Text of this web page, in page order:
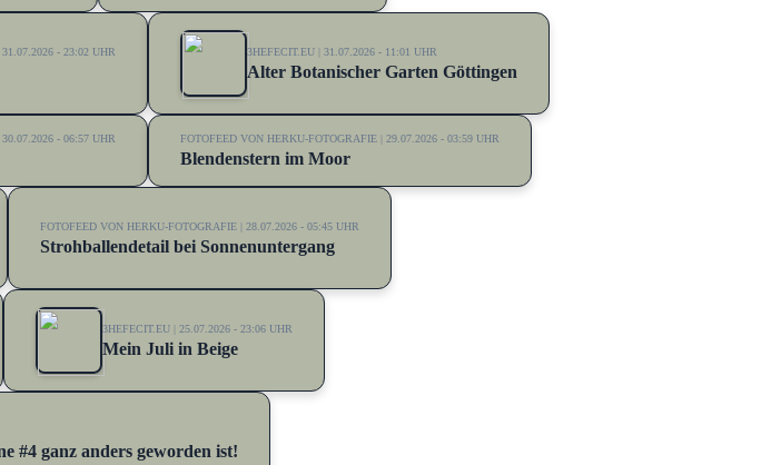
- 23:02 UHR 3HEFECIT.EU | 31.07.2026 - 11:01 UHR
Alter Botanischer Garten Göttingen
- 06:57 UHR FOTOFEED VON HERKU-FOTOGRAFIE | 29.07.2026 - 03:59 UHR
Blendenstern im Moor
FOTOFEED VON HERKU-FOTOGRAFIE | 28.07.2026 - 05:45 UHR
Strohballendetail bei Sonnenuntergang
3HEFECIT.EU | 25.07.2026 - 23:06 UHR
Mein Juli in Beige
#4 ganz anders geworden ist!